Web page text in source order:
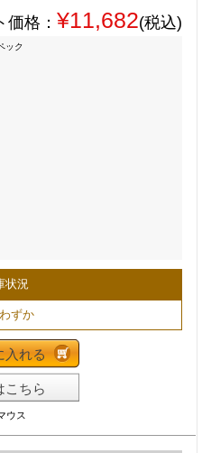
価格： ¥11,682(税込)
ック
状況
ずか
入れる
こちら
ウス